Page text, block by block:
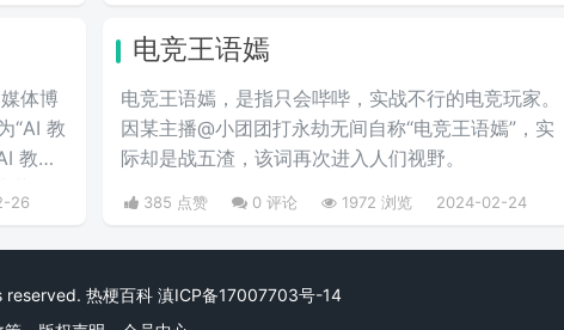
事，
发”。
体博
“AI 教
教
26
电竞王语嫣
电竞王语嫣，是指只会哔哔，实战不行的电竞玩家。
因某主播@小团团打永劫无间自称“电竞王语嫣”，实
际却是战五渣，该词再次进入人们视野。
385 点赞 0 评论 1972 浏览 2024-02-24
热梗百科 滇ICP备17007703号-14